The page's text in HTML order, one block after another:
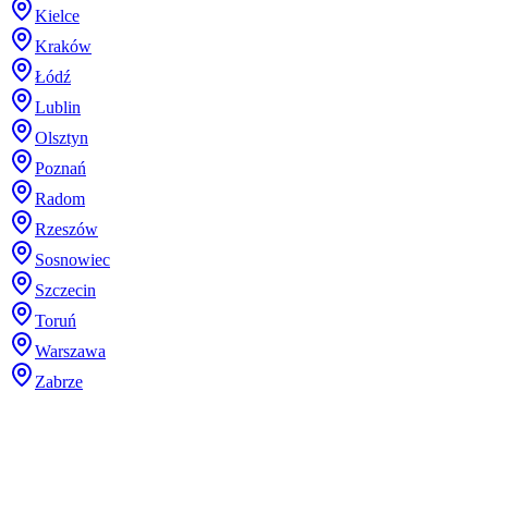
Kielce
Kraków
Łódź
Lublin
Olsztyn
Poznań
Radom
Rzeszów
Sosnowiec
Szczecin
Toruń
Warszawa
Zabrze